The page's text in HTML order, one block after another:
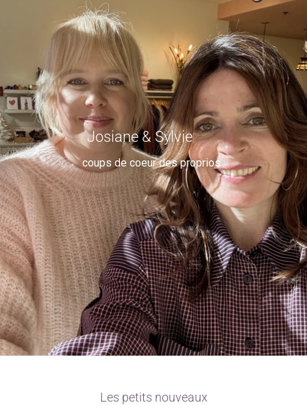
Josiane & Sylvie
coups de coeur des proprios
Les petits nouveaux